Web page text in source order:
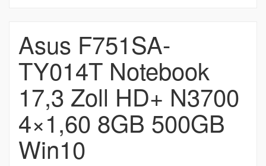
Asus F751SA-
TY014T Notebook
17,3 Zoll HD+ N3700
4×1,60 8GB 500GB
Win10